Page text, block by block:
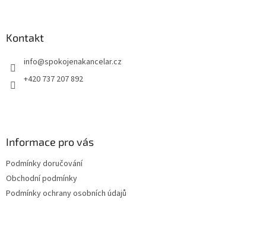
Kontakt
info@spokojenakancelar.cz
+420 737 207 892
Informace pro vás
Podmínky doručování
Obchodní podmínky
Podmínky ochrany osobních údajů